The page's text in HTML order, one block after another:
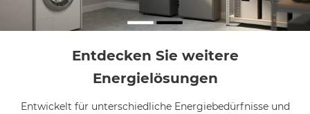
Entdecken Sie weitere
Energielösungen
Entwickelt für unterschiedliche Energiebedürfnisse und